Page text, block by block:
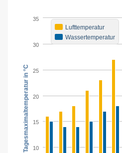
Tagesmaximaltemperatur in °C
Lufttemperatur
Wassertemperatur
10
15
20
25
30
35